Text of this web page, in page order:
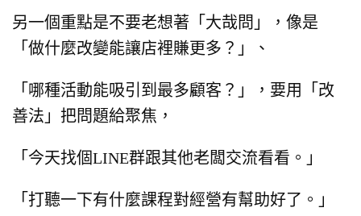
另一個重點是不要老想著「大哉問」， 像是
「做什麼改變能讓店裡賺更多？」、
「哪種活動能吸引到最多顧客？」， 要用「改
善法」把問題給聚焦，
「今天找個LINE群跟其他老闆交流看看。」
「打聽一下有什麼課程對經營有幫助好了。」